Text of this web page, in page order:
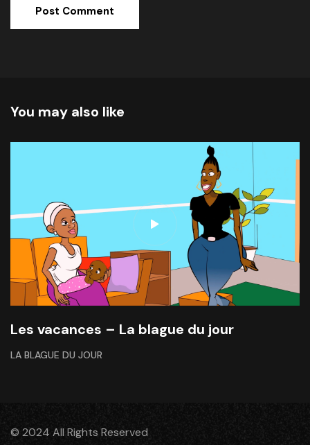
You may also like
Les vacances – La blague du jour
LA BLAGUE DU JOUR
© 2024 All Rights Reserved